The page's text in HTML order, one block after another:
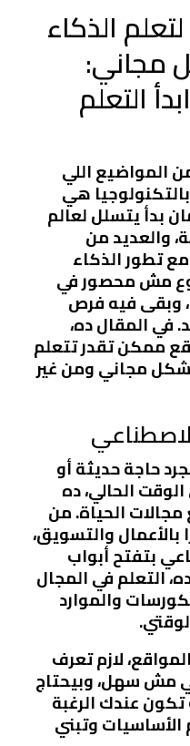
لتعلم الذكاء
مجاني:
التعلم
المواضيع اللي
هي
بدأ يتسلل لعالم
والعديد من
تطور الذكاء
مش محصور في
وبقى فيه فرص
في المقال ده،
عن أفضل 10 مواقع ممكن تقدر تتعلم
مجاني ومن غير
حاجة حديثة أو
الحالي، ده
الحياة. من
بالأعمال والتسويق،
بتفتح أبواب
التعلم في المجال
والموارد
لازم تعرف
مش سهل، وبيحتاج
عندك الرغبة
الأساسيات وتبني